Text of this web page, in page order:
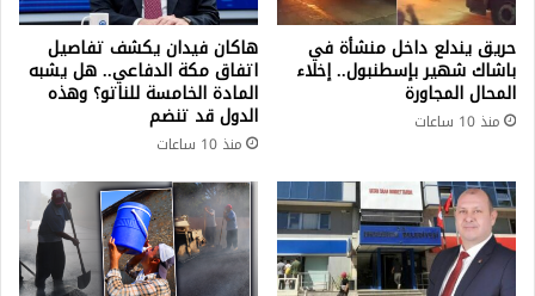
حريق يندلع داخل منشأة في
باشاك شهير بإسطنبول.. إخلاء
المحال المجاورة
منذ 10 ساعات
هاكان فيدان يكشف تفاصيل
اتفاق مكة الدفاعي.. هل يشبه
المادة الخامسة للناتو؟ وهذه
الدول قد تنضم
منذ 10 ساعات